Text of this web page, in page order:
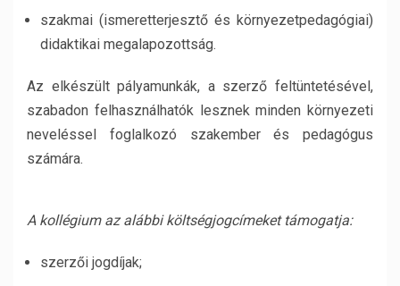
szakmai (ismeretterjesztő és környezetpedagógiai)
didaktikai megalapozottság.
Az elkészült pályamunkák, a szerző feltüntetésével,
szabadon felhasználhatók lesznek minden környezeti
neveléssel foglalkozó szakember és pedagógus
számára.
A kollégium az alábbi költségjogcímeket támogatja:
szerzői jogdíjak;